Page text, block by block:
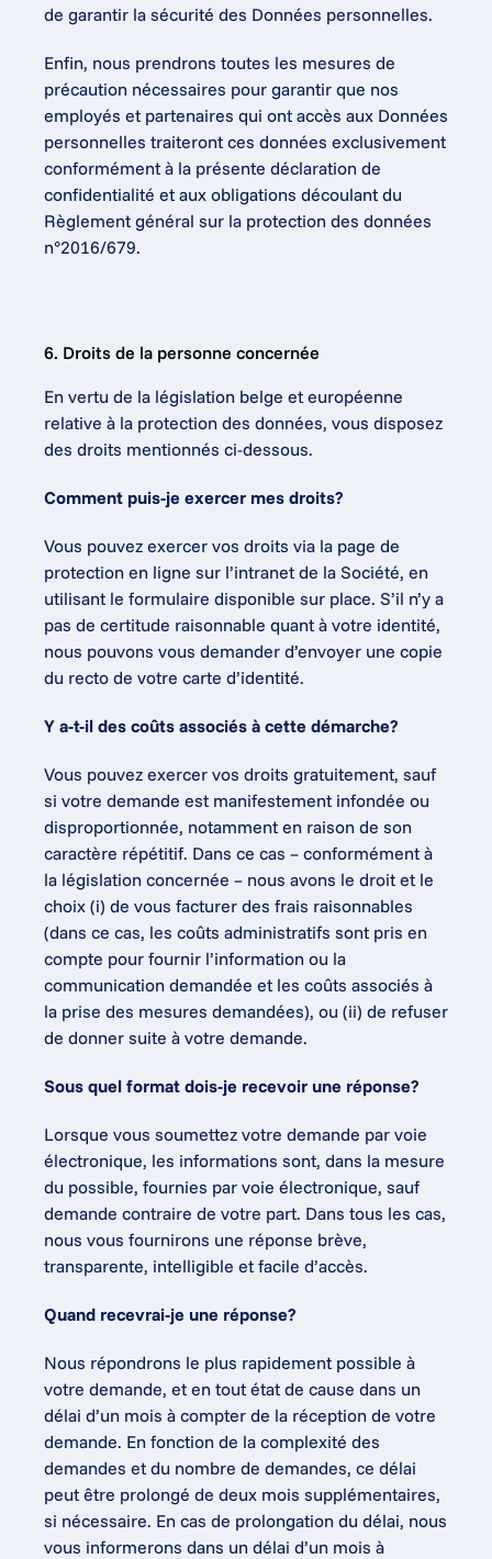
de garantir la sécurité des Données personnelles.
Enfin, nous prendrons toutes les mesures de
précaution nécessaires pour garantir que nos
employés et partenaires qui ont accès aux Données
personnelles traiteront ces données exclusivement
conformément à la présente déclaration de
confidentialité et aux obligations découlant du
Règlement général sur la protection des données
n°2016/679.
6. Droits de la personne concernée
En vertu de la législation belge et européenne
relative à la protection des données, vous disposez
des droits mentionnés ci-dessous.
Comment puis-je exercer mes droits?
Vous pouvez exercer vos droits via la page de
protection en ligne sur l’intranet de la Société, en
utilisant le formulaire disponible sur place. S’il n’y a
pas de certitude raisonnable quant à votre identité,
nous pouvons vous demander d’envoyer une copie
du recto de votre carte d’identité.
Y a-t-il des coûts associés à cette démarche?
Vous pouvez exercer vos droits gratuitement, sauf
si votre demande est manifestement infondée ou
disproportionnée, notamment en raison de son
caractère répétitif. Dans ce cas – conformément à
la législation concernée – nous avons le droit et le
choix (i) de vous facturer des frais raisonnables
(dans ce cas, les coûts administratifs sont pris en
compte pour fournir l’information ou la
communication demandée et les coûts associés à
la prise des mesures demandées), ou (ii) de refuser
de donner suite à votre demande.
Sous quel format dois-je recevoir une réponse?
Lorsque vous soumettez votre demande par voie
électronique, les informations sont, dans la mesure
du possible, fournies par voie électronique, sauf
demande contraire de votre part. Dans tous les cas,
nous vous fournirons une réponse brève,
transparente, intelligible et facile d’accès.
Quand recevrai-je une réponse?
Nous répondrons le plus rapidement possible à
votre demande, et en tout état de cause dans un
délai d’un mois à compter de la réception de votre
demande. En fonction de la complexité des
demandes et du nombre de demandes, ce délai
peut être prolongé de deux mois supplémentaires,
si nécessaire. En cas de prolongation du délai, nous
vous informerons dans un délai d’un mois à